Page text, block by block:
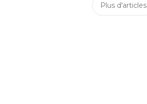
Plus d'articles